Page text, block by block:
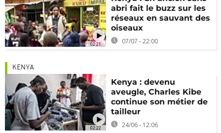
02:21
abri fait le buzz sur les
réseaux en sauvant des
oiseaux
07/07 - 22:00
02:22
KENYA
Kenya : devenu
aveugle, Charles Kibe
continue son métier de
tailleur
24/06 - 12:06